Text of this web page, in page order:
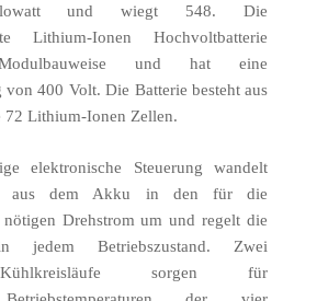
und wiegt 548. Die
Lithium-Ionen Hochvoltbatterie
und hat eine
von 400 Volt. Die Batterie besteht aus
72 Lithium-Ionen Zellen.
elektronische Steuerung wandelt
aus dem Akku in den für die
nötigen Drehstrom um und regelt die
jedem Betriebszustand. Zwei
Kühlkreisläufe sorgen für